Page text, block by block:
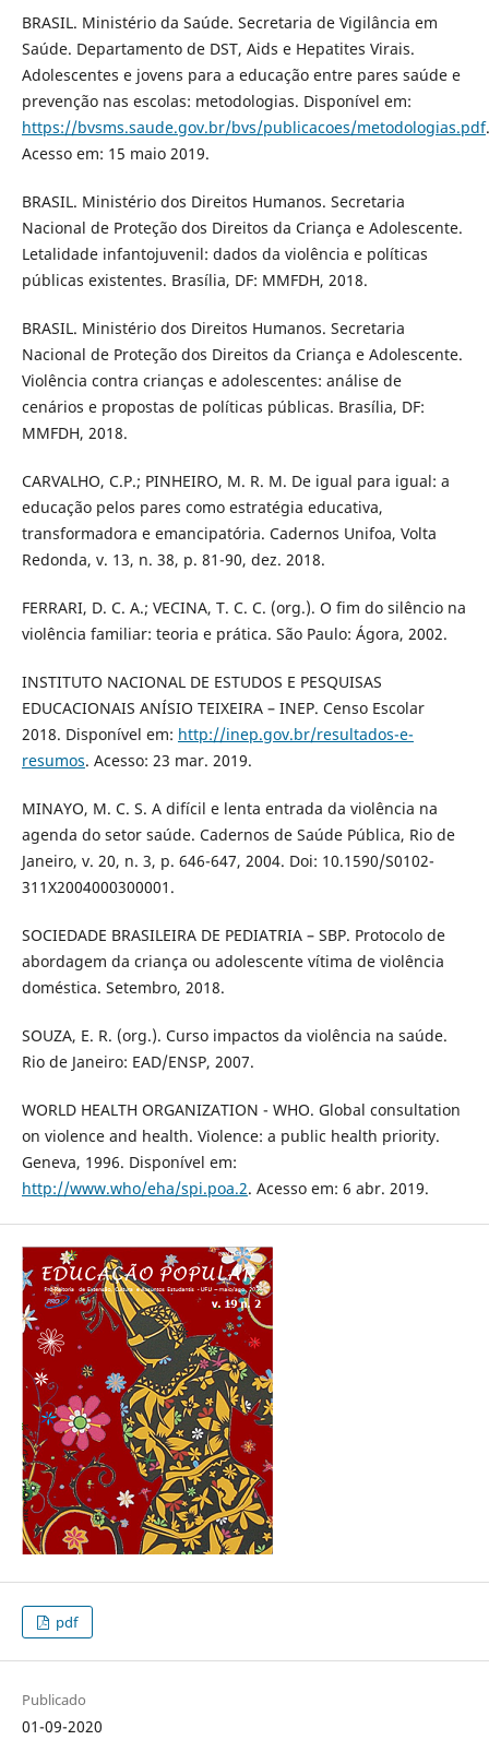
BRASIL. Ministério da Saúde. Secretaria de Vigilância em
Saúde. Departamento de DST, Aids e Hepatites Virais.
Adolescentes e jovens para a educação entre pares saúde e
prevenção nas escolas: metodologias. Disponível em:
https://bvsms.saude.gov.br/bvs/publicacoes/metodologias.pdf.
Acesso em: 15 maio 2019.
BRASIL. Ministério dos Direitos Humanos. Secretaria
Nacional de Proteção dos Direitos da Criança e Adolescente.
Letalidade infantojuvenil: dados da violência e políticas
públicas existentes. Brasília, DF: MMFDH, 2018.
BRASIL. Ministério dos Direitos Humanos. Secretaria
Nacional de Proteção dos Direitos da Criança e Adolescente.
Violência contra crianças e adolescentes: análise de
cenários e propostas de políticas públicas. Brasília, DF:
MMFDH, 2018.
CARVALHO, C.P.; PINHEIRO, M. R. M. De igual para igual: a
educação pelos pares como estratégia educativa,
transformadora e emancipatória. Cadernos Unifoa, Volta
Redonda, v. 13, n. 38, p. 81-90, dez. 2018.
FERRARI, D. C. A.; VECINA, T. C. C. (org.). O fim do silêncio na
violência familiar: teoria e prática. São Paulo: Ágora, 2002.
INSTITUTO NACIONAL DE ESTUDOS E PESQUISAS
EDUCACIONAIS ANÍSIO TEIXEIRA – INEP. Censo Escolar
2018. Disponível em: http://inep.gov.br/resultados-e-
resumos. Acesso: 23 mar. 2019.
MINAYO, M. C. S. A difícil e lenta entrada da violência na
agenda do setor saúde. Cadernos de Saúde Pública, Rio de
Janeiro, v. 20, n. 3, p. 646-647, 2004. Doi: 10.1590/S0102-
311X2004000300001.
SOCIEDADE BRASILEIRA DE PEDIATRIA – SBP. Protocolo de
abordagem da criança ou adolescente vítima de violência
doméstica. Setembro, 2018.
SOUZA, E. R. (org.). Curso impactos da violência na saúde.
Rio de Janeiro: EAD/ENSP, 2007.
WORLD HEALTH ORGANIZATION - WHO. Global consultation
on violence and health. Violence: a public health priority.
Geneva, 1996. Disponível em:
http://www.who/eha/spi.poa.2. Acesso em: 6 abr. 2019.
pdf
Publicado
01-09-2020